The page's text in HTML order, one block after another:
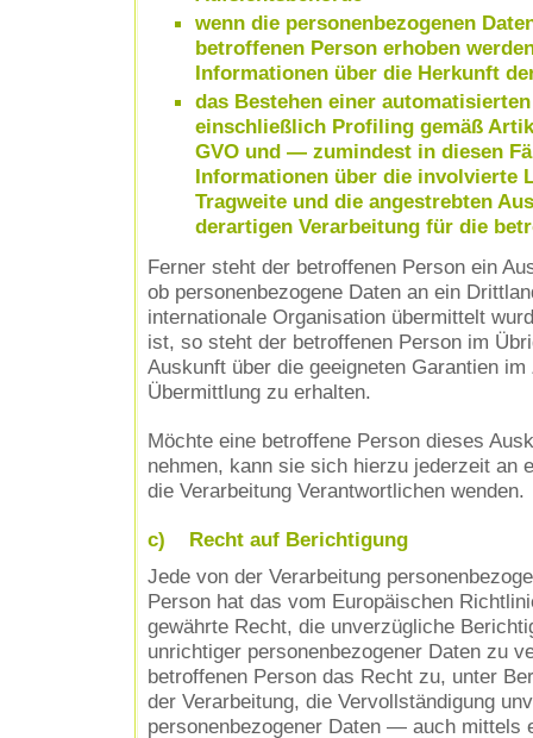
wenn die personenbezogenen
betroffenen Person erhoben
Informationen über die Herkunft
das Bestehen einer
einschließlich Profiling gemäß
GVO und — zumindest in diesen
Informationen über die involvierte
Tragweite und die angestrebten
derartigen Verarbeitung für die
Ferner steht der betroffenen Person ein
ob personenbezogene Daten an ein
internationale Organisation übermittelt
ist, so steht der betroffenen Person im
Auskunft über die geeigneten Garantien
Übermittlung zu erhalten.
Möchte eine betroffene Person dieses
nehmen, kann sie sich hierzu jederzeit an
die Verarbeitung Verantwortlichen wenden.
c) Recht auf Berichtigung
Jede von der Verarbeitung
Person hat das vom Europäischen
gewährte Recht, die unverzügliche
unrichtiger personenbezogener Daten zu
betroffenen Person das Recht zu, unter
der Verarbeitung, die Vervollständigung
personenbezogener Daten — auch mittels